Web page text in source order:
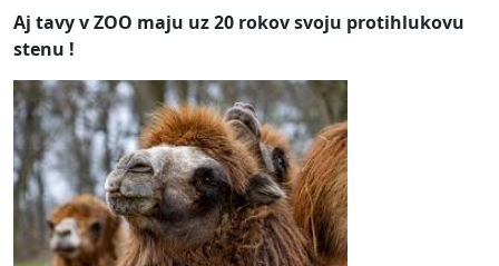
Aj tavy v ZOO maju uz 20 rokov svoju protihlukovu
stenu !